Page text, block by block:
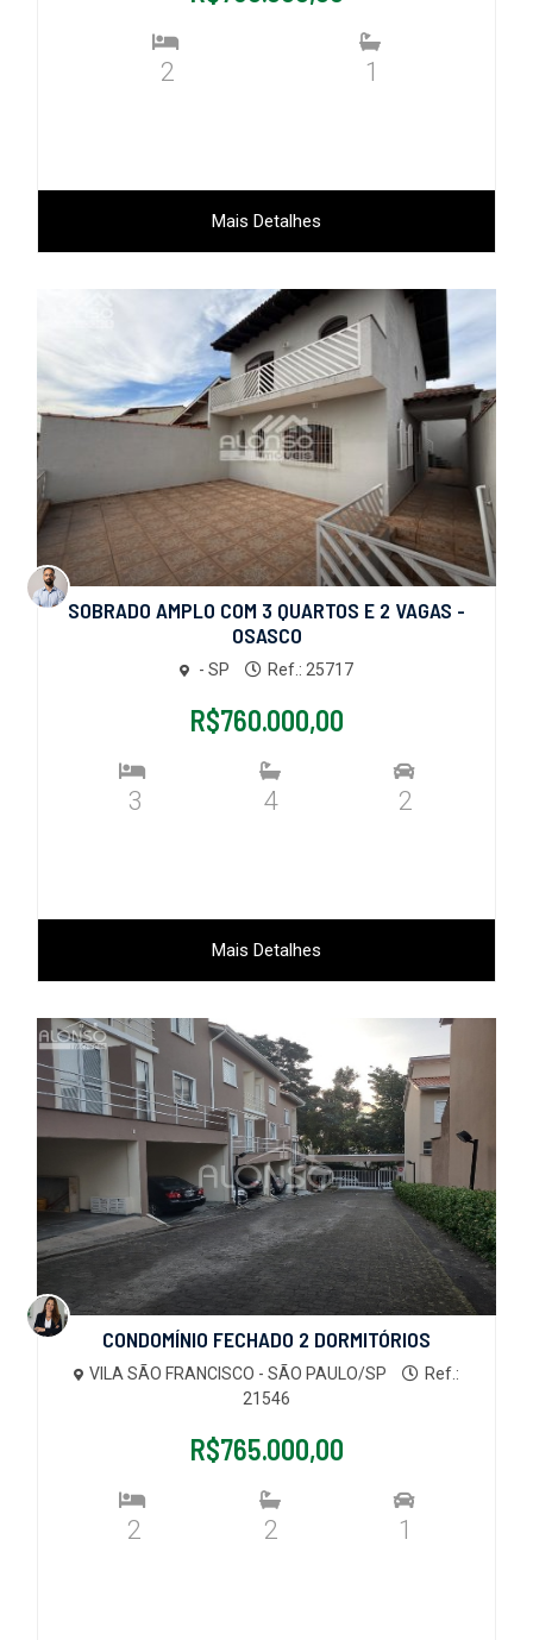
2 1
Mais Detalhes
SOBRADO AMPLO COM 3 QUARTOS E 2 VAGAS -
OSASCO
- SP Ref.: 25717
R$760.000,00
3 4 2
Mais Detalhes
CONDOMÍNIO FECHADO 2 DORMITÓRIOS
VILA SÃO FRANCISCO - SÃO PAULO/SP
Ref.:
21546
R$765.000,00
2 2 1